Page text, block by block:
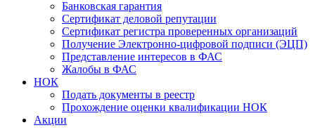
Банковская гарантия
Сертификат деловой репутации
Сертификат регистра проверенных организаций
Получение Электронно-цифровой подписи (ЭЦП)
Представление интересов в ФАС
Жалобы в ФАС
НОК
Подать документы в реестр
Прохождение оценки квалификации НОК
Акции